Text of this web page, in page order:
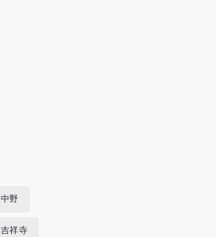
中野
吉祥寺